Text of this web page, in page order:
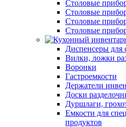
Столовые
Столовые
Столовые
Столовые
Столовые
Столовые
Столовые
Столовые
Столовые
Столовые
Столовые
Столовые
Столовые
Столовые